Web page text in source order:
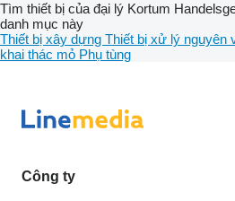
Tìm thiết bị của đại lý Kortum
danh mục này
Thiết bị xây dựng Thiết bị xử lý nguyên
khai thác mỏ Phụ tùng
Công ty